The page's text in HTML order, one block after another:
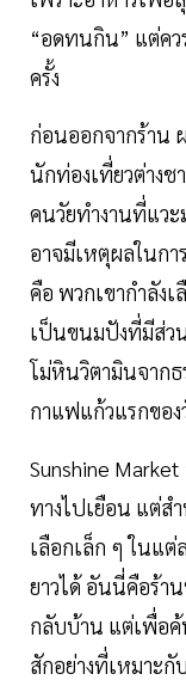
“อดทนกิน” แต่คว
ครั้ง
ก่อนออกจากร้าน
นักท่องเที่ยวต่างช
คนวัยทำงานที่แว
อาจมีเหตุผลในก
คือ พวกเขากำลังเ
เป็นขนมปังที่มีส่วน
โม่หินวิตามินจากธ
กาแฟแก้วแรกของ
Sunshine
ทางไปเยือน แต่ส
เลือกเล็ก ๆ ในแต่
ยาวได้ อันนี่คือร้า
กลับบ้าน แต่เพื่อค้
สักอย่างที่เหมาะ